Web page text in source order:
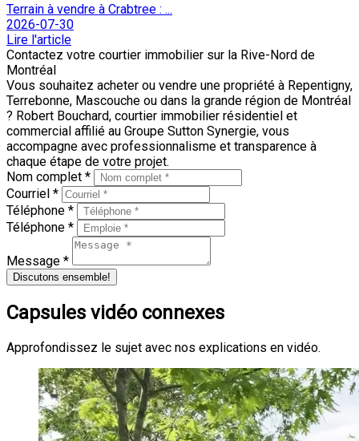
Terrain à vendre à Crabtree : ...
2026-07-30
Lire l'article
Contactez votre courtier immobilier sur la Rive-Nord de
Montréal
Vous souhaitez acheter ou vendre une propriété à Repentigny,
Terrebonne, Mascouche ou dans la grande région de Montréal
? Robert Bouchard, courtier immobilier résidentiel et
commercial affilié au Groupe Sutton Synergie, vous
accompagne avec professionnalisme et transparence à
chaque étape de votre projet.
Nom complet *
Courriel *
Téléphone *
Téléphone *
Message *
Discutons ensemble!
Capsules vidéo connexes
Approfondissez le sujet avec nos explications en vidéo.